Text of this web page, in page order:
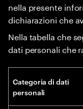
nella presente
dichiarazioni che
Nella tabella che
dati personali che
Categoria di dati
personali